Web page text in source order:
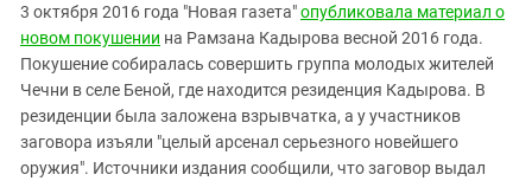
3 октября 2016 года "Новая газета"опубликовала материал о
новом покушении на Рамзана Кадырова весной 2016 года.
Покушение собиралась совершить группа молодых жителей
Чечни в селе Беной, где находится резиденция Кадырова. В
резиденции была заложена взрывчатка, а у участников
заговора изъяли "целый арсенал серьезного новейшего
оружия". Источники издания сообщили, что заговор выдал